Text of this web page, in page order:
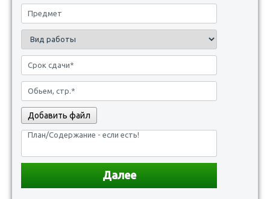
Добавить файл